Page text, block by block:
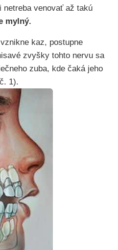
netreba venovať až takú
mylný.
kaz, postupne
zvyšky tohto nervu sa
zuba, kde čaká jeho
1).